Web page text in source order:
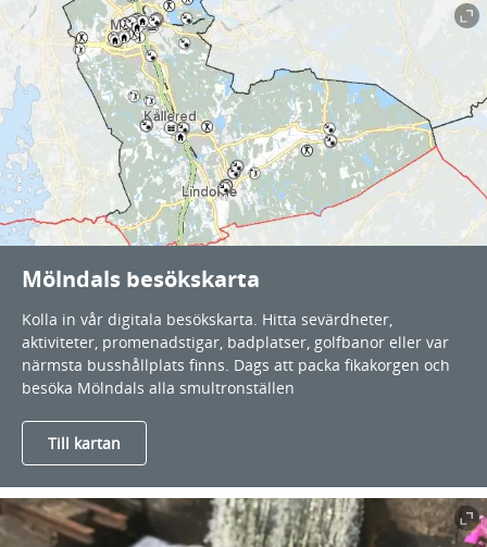
Mölndals besökskarta
Kolla in vår digitala besökskarta. Hitta sevärdheter,
aktiviteter, promenadstigar, badplatser, golfbanor eller var
närmsta busshållplats finns. Dags att packa fikakorgen och
besöka Mölndals alla smultronställen
Till kartan